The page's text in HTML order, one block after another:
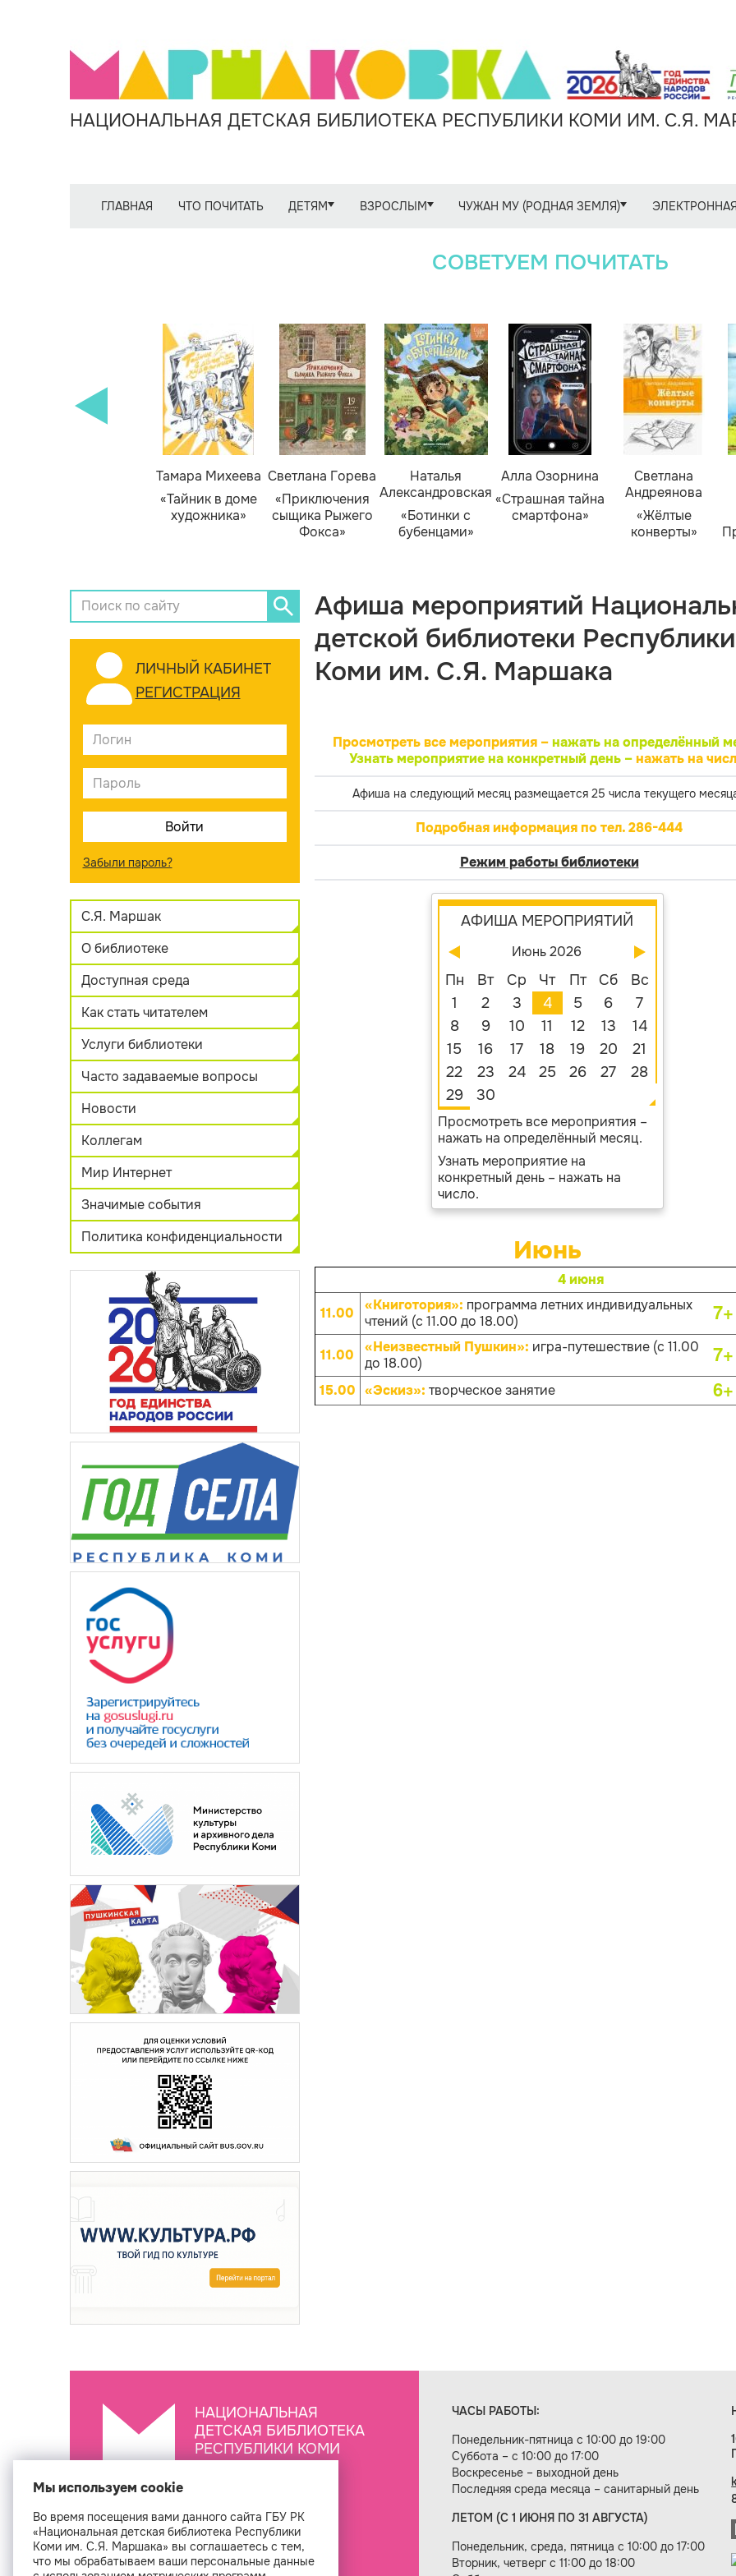
НАЦИОНАЛЬНАЯ ДЕТСКАЯ БИБЛИОТЕКА РЕСПУБЛИКИ КОМИ ИМ. С.Я.
ГЛАВНАЯ ЧТО ПОЧИТАТЬ ДЕТЯМ ВЗРОСЛЫМ ЧУЖАН МУ (РОДНАЯ ЗЕМЛЯ)
СОВЕТУЕМ ПОЧИТАТЬ
Тамара Михеева
«Тайник в доме
художника»
Светлана Горева
«Приключения
сыщика Рыжего
Фокса»
Наталья
Александровская
«Ботинки с
бубенцами»
Алла Озорнина
«Страшная тайна
смартфона»
Светлана
Андреянова
«Жёлтые
конверты»
ЛИЧНЫЙ КАБИНЕТ
РЕГИСТРАЦИЯ
Забыли пароль?
С.Я. Маршак
О библиотеке
Доступная среда
Как стать читателем
Услуги библиотеки
Часто задаваемые вопросы
Новости
Коллегам
Мир Интернет
Значимые события
Политика конфиденциальности
Афиша мероприятий
детской библиотеки Республики
Коми им. С.Я. Маршака
Просмотреть все мероприятия – нажать на определённый
Узнать мероприятие на конкретный день –нажать на
Афиша на следующий месяц размещается 25 числа текущего
Подробная информация по тел. 286-444
Режим работы библиотеки
АФИША МЕРОПРИЯТИЙ
Июнь 2026
Пн Вт Ср Чт Пт Сб
Вс
1
2 3 4 5 6
7
8
9 10 11 12 13
14
15
16 17 18 19 20
21
22
23 24 25 26 27
28
29
30
Просмотреть все мероприятия –
нажать на определённый месяц.
Узнать мероприятие на
конкретный день – нажать на
число.
Июнь
4 июня
11.00
«Книготория»: программа летних индивидуальных
чтений (с 11.00 до 18.00)
7+
11.00
«Неизвестный Пушкин»: игра-путешествие (с 11.00
до 18.00)
7+
15.00 «Эскиз»: творческое занятие 6+
НАЦИОНАЛЬНАЯ
ДЕТСКАЯ БИБЛИОТЕКА
РЕСПУБЛИКИ КОМИ
ЧАСЫ РАБОТЫ:
Понедельник-пятница с 10:00 до 19:00
Суббота – с 10:00 до 17:00
Воскресенье – выходной день
Последняя среда месяца – санитарный день
ЛЕТОМ (С 1 ИЮНЯ ПО 31 АВГУСТА)
Понедельник, среда, пятница с 10:00 до 17:00
Вторник, четверг с 11:00 до 18:00
Создание сайта — веб-студия «Цифровой век»
Мы используем cookie
Во время посещения вами данного сайта ГБУ РК
«Национальная детская библиотека Республики
Коми им. С.Я. Маршака» вы соглашаетесь с тем,
что мы обрабатываем ваши персональные данные